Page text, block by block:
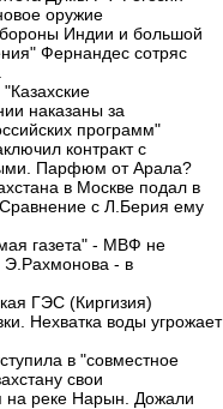
оружие
Индии и большой
Фернандес сотряс
наказаны за
программ"
контракт с
Парфюм от Арала?
в Москве подал в
с Л.Берия ему
газета" - МВФ не
- в
ГЭС (Киргизия)
Нехватка воды угрожает
в "совместное
свои
на реке Нарын. Дожали